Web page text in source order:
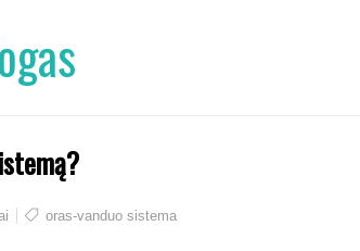
oras-vanduo sistema